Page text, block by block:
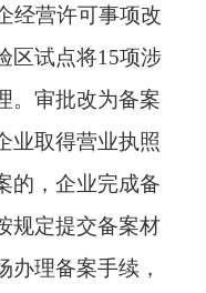
经营许可事项改
区试点将15项涉
。审批改为备案
业取得营业执照
的，企业完成备
规定提交备案材
办理备案手续，